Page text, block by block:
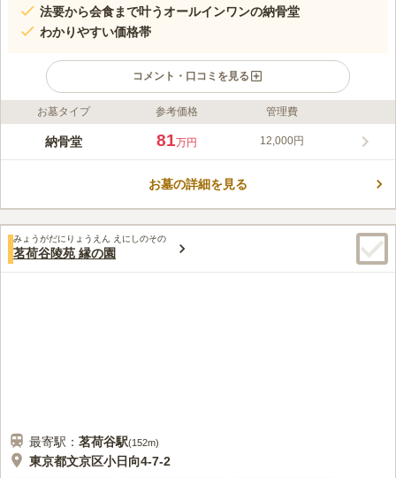
法要から会食まで叶うオールインワンの納骨堂
わかりやすい価格帯
コメント・口コミを見る
ライフドット編集部のコメント
本駒込陵苑は東京都文京区にあり、十方寺運営の2019年1月にオ
です。美しい本堂と綺麗なエントランスがあり、ソファやテーブ
口コミ評価
みんなの評価
4.8
駅から2～3分ほどで行くことができます。道は平坦で歩きやすい
お墓タイプ 参考価格 管理費
納骨堂 81万円 12,000円
お墓の詳細を見る
みょうがだにりょうえん えにしのその
茗荷谷陵苑 縁の園
最寄駅： 茗荷谷駅(152m)
東京都文京区小日向4-7-2